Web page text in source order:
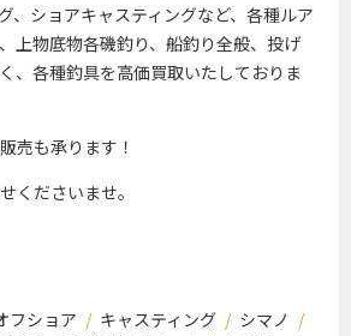
、ショアキャスティングなど、各種ルア
上物底物各磯釣り、船釣り全般、投げ
、各種釣具を高価買取いたしておりま
売も承ります！
くださいませ。
フショア / キャスティング / シマノ /